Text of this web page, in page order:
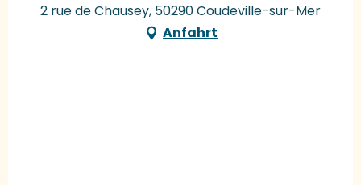
2 rue de Chausey, 50290 Coudeville-sur-Mer
Anfahrt